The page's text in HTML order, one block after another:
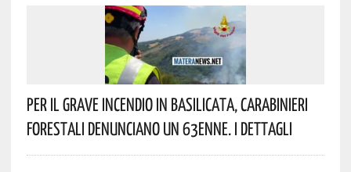
Per Il Grave Incendio In Basilicata, Carabinieri
Forestali Denunciano Un 63enne. I Dettagli